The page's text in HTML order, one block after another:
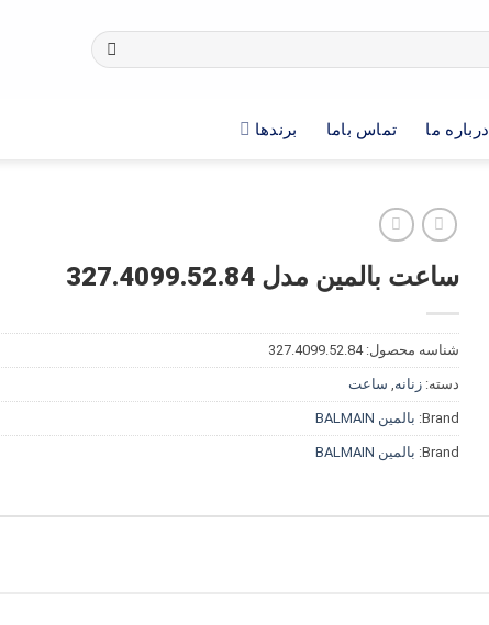
درباره ما تماس باما برندها
ساعت بالمین مدل 327.4099.52.84
شناسه محصول:327.4099.52.84
دسته: زنانه ساعت
Brand: بالمین BALMAIN
Brand: بالمین BALMAIN